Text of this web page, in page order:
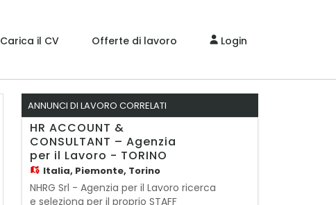
Carica il CV Offerte di lavoro Login
ANNUNCI DI LAVORO CORRELATI
HR ACCOUNT &
CONSULTANT – Agenzia
per il Lavoro - TORINO
Italia, Piemonte, Torino
NHRG Srl - Agenzia per il Lavoro ricerca
e seleziona per il proprio STAFF